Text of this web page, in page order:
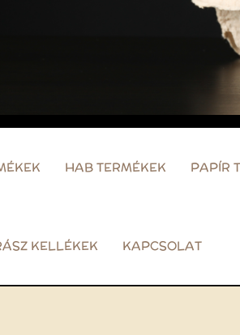
HAB TERMÉKEK PAPÍR
KELLÉKEK KAPCSOLAT